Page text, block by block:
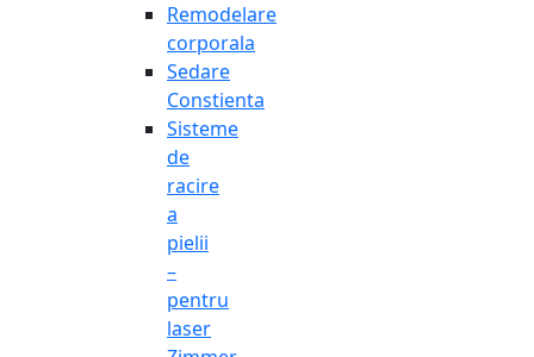
Remodelare
corporala
Sedare
Constienta
Sisteme
de
racire
a
pielii
–
pentru
laser